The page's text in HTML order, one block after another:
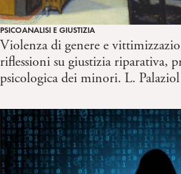
PSICOANALISI E GIUSTIZIA
Violenza di genere e
riflessioni su giustizia riparativa,
psicologica dei minori. L. Palaziol